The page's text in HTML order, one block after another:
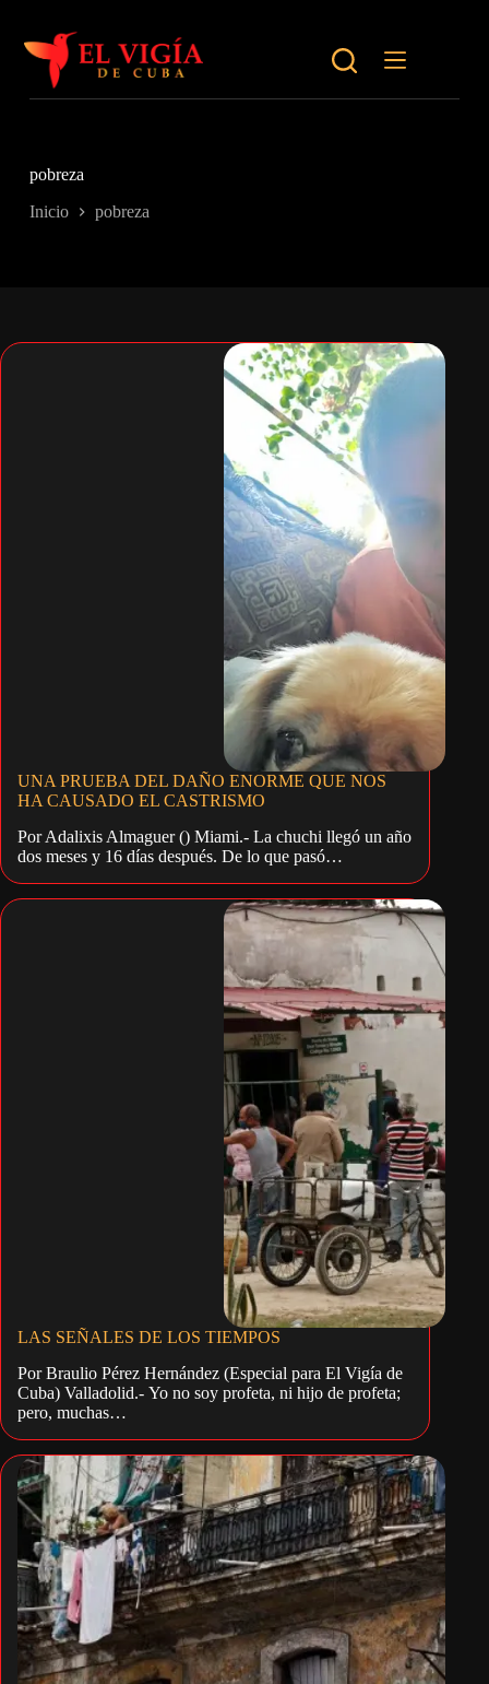
contenido
pobreza
Inicio pobreza
UNA PRUEBA DEL DAÑO ENORME QUE NOS
HA CAUSADO EL CASTRISMO
Por Adalixis Almaguer () Miami.- La chuchi llegó un año
dos meses y 16 días después. De lo que pasó…
LAS SEÑALES DE LOS TIEMPOS
Por Braulio Pérez Hernández (Especial para El Vigía de
Cuba) Valladolid.- Yo no soy profeta, ni hijo de profeta;
pero, muchas…